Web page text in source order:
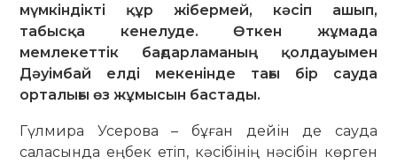
мүмкіндікті құр жібермей, кәсіп ашып,
табысқа кенелуде. Өткен жұмада
мемлекеттік бағдарламаның қолдауымен
Дәуімбай елді мекенінде тағы бір сауда
орталығы өз жұмысын бастады.
Гүлмира Усерова – бұған дейін де сауда
саласында еңбек етіп, кәсібінің нәсібін көрген